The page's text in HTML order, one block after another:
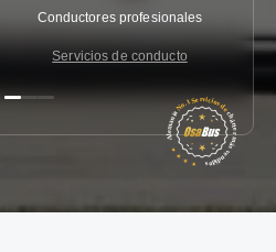
Conductores profesionales
Servicios de conducto